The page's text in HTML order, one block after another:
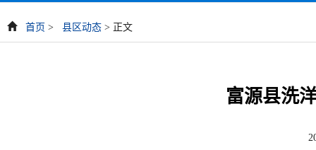
首页 > 县区动态 > 正文
富源县洗